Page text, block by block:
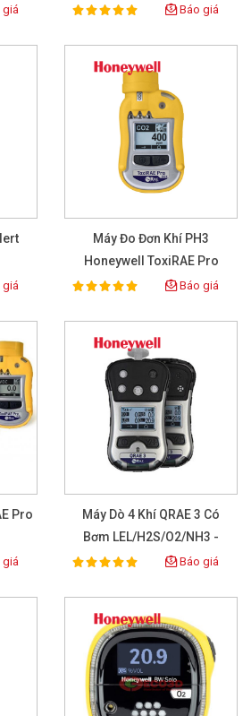
giá Rating:
100% Báo giá
giá
Máy Đo Đơn Khí PH3
Honeywell ToxiRAE Pro
PGM-1860
Rating:
100% Báo giá
Pro
giá
Máy Dò 4 Khí QRAE 3 Có
Bơm LEL/H2S/O2/NH3 -
M020-12111-161
Rating:
100% Báo giá